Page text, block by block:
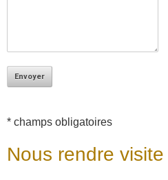
* champs obligatoires
Nous rendre visite